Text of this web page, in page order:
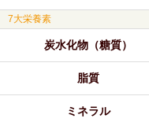
7大栄養素
炭水化物（糖質）
脂質
ミネラル